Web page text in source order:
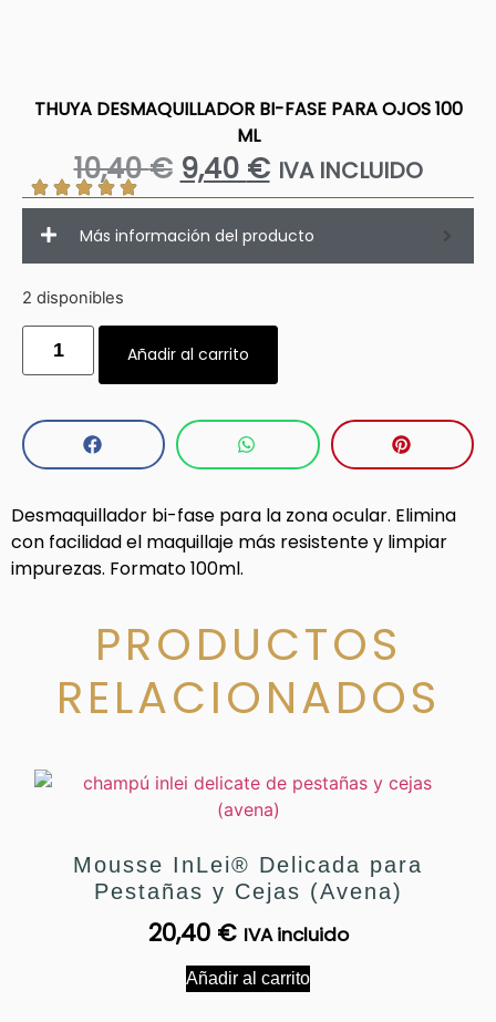
THUYA DESMAQUILLADOR BI-FASE PARA OJOS 100
ML
10,40€ 9,40 € IVA INCLUIDO
Más información del producto
2 disponibles
Añadir al carrito
Desmaquillador bi-fase para la zona ocular. Elimina
con facilidad el maquillaje más resistente y limpiar
impurezas. Formato 100ml.
PRODUCTOS
RELACIONADOS
Mousse InLei® Delicada para
Pestañas y Cejas (Avena)
20,40 € IVA incluido
Añadir al carrito